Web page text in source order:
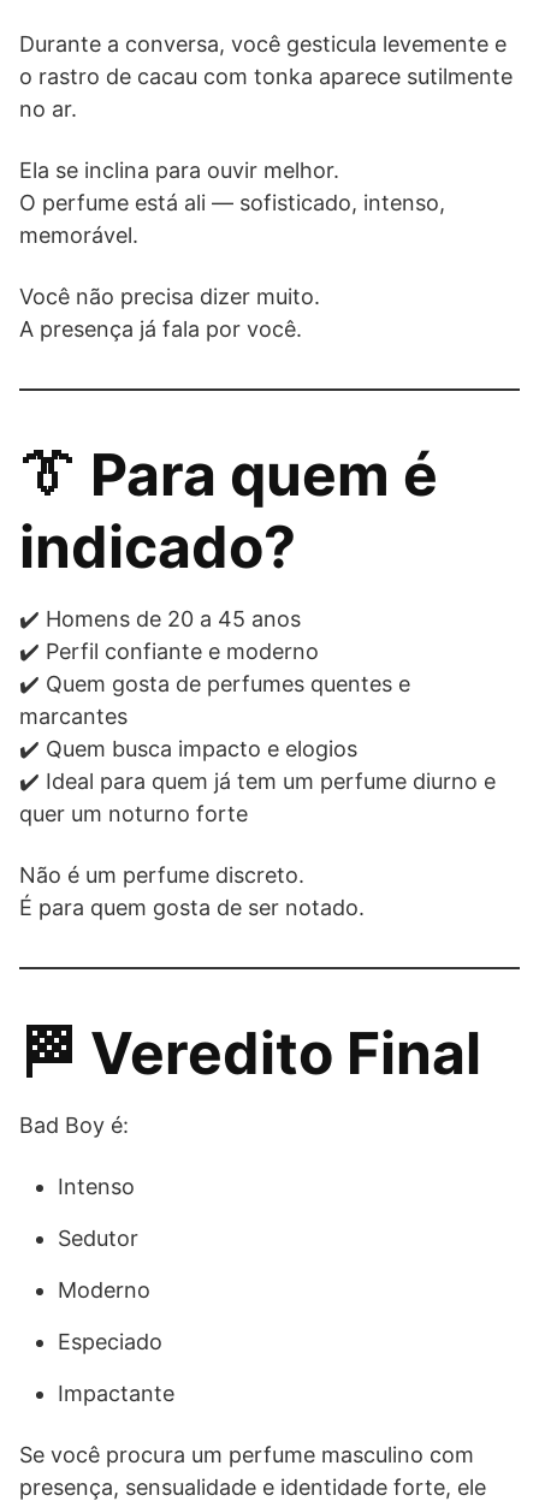
Durante a conversa, você gesticula levemente e
o rastro de cacau com tonka aparece sutilmente
no ar.
Ela se inclina para ouvir melhor.
O perfume está ali — sofisticado, intenso,
memorável.
Você não precisa dizer muito.
A presença já fala por você.
👔 Para quem é
indicado?
✔️ Homens de 20 a 45 anos
✔️ Perfil confiante e moderno
✔️ Quem gosta de perfumes quentes e
marcantes
✔️ Quem busca impacto e elogios
✔️ Ideal para quem já tem um perfume diurno e
quer um noturno forte
Não é um perfume discreto.
É para quem gosta de ser notado.
🏁 Veredito Final
Bad Boy é:
Intenso
Sedutor
Moderno
Especiado
Impactante
Se você procura um perfume masculino com
presença, sensualidade e identidade forte, ele